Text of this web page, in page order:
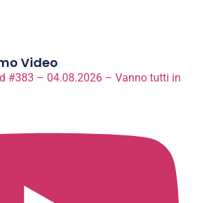
Video
#383 – 04.08.2026 – Vanno tutti in